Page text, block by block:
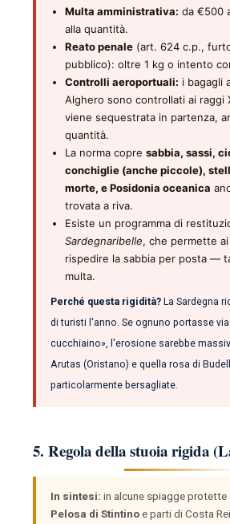
Multa amministrativa: da €500
alla quantità.
Reato penale(art. 624 c.p.,
pubblico): oltre 1 kg o intento
Controlli aeroportuali: i bagagli
Alghero sono controllati ai raggi
viene sequestrata in partenza,
quantità.
La norma copre sabbia, sassi,
conchiglie (anche piccole),
morte, e Posidonia oceanica
trovata a riva.
Esiste un programma di
Sardegnaribelle, che permette
rispedire la sabbia per posta —
multa.
Perché questa rigidità?La Sardegna
di turisti l'anno. Se ognuno portasse
cucchiaino», l'erosione sarebbe
Arutas (Oristano) e quella rosa di
particolarmente bersagliate.
5. Regola della stuoia rigida
In sintesi: in alcune spiagge protette
Pelosa di Stintinoe parti di Costa